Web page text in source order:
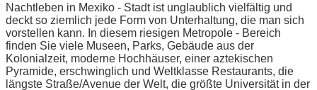
Nachtleben in Mexiko - Stadt ist unglaublich vielfältig und
deckt so ziemlich jede Form von Unterhaltung, die man sich
vorstellen kann. In diesem riesigen Metropole - Bereich
finden Sie viele Museen, Parks, Gebäude aus der
Kolonialzeit, moderne Hochhäuser, einer aztekischen
Pyramide, erschwinglich und Weltklasse Restaurants, die
längste Straße/Avenue der Welt, die größte Universität in der